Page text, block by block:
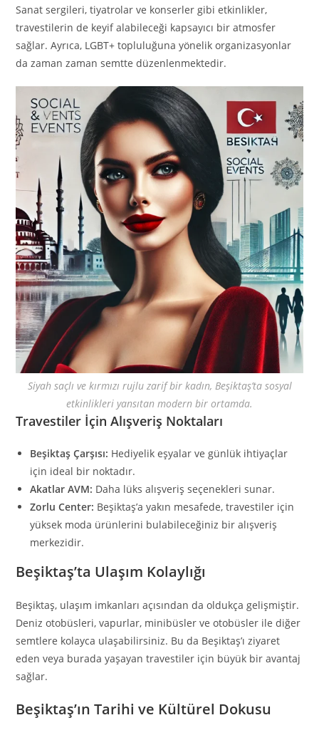
Sanat sergileri, tiyatrolar ve konserler gibi etkinlikler,
travestilerin de keyif alabileceği kapsayıcı bir atmosfer
sağlar. Ayrıca, LGBT+ topluluğuna yönelik organizasyonlar
da zaman zaman semtte düzenlenmektedir.
Siyah saçlı ve kırmızı rujlu zarif bir kadın, Beşiktaş’ta sosyal
etkinlikleri yansıtan modern bir ortamda.
Travestiler İçin Alışveriş Noktaları
Beşiktaş Çarşısı: Hediyelik eşyalar ve günlük ihtiyaçlar
için ideal bir noktadır.
Akatlar AVM: Daha lüks alışveriş seçenekleri sunar.
Zorlu Center: Beşiktaş’a yakın mesafede, travestiler için
yüksek moda ürünlerini bulabileceğiniz bir alışveriş
merkezidir.
Beşiktaş’ta Ulaşım Kolaylığı
Beşiktaş, ulaşım imkanları açısından da oldukça gelişmiştir.
Deniz otobüsleri, vapurlar, minibüsler ve otobüsler ile diğer
semtlere kolayca ulaşabilirsiniz. Bu da Beşiktaş’ı ziyaret
eden veya burada yaşayan travestiler için büyük bir avantaj
sağlar.
Beşiktaş’ın Tarihi ve Kültürel Dokusu